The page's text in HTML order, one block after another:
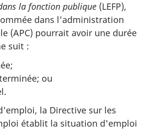
la fonction publique (LEFP),
dans l'administration
(APC) pourrait avoir une durée
suit :
ou
la Directive sur les
établit la situation d'emploi